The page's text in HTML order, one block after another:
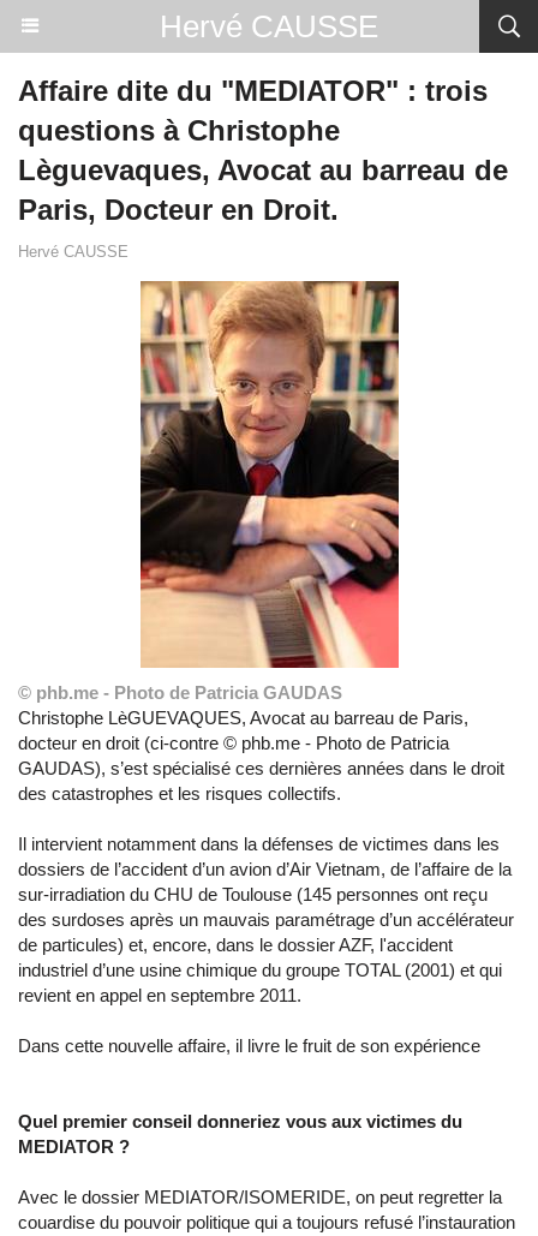
Hervé CAUSSE
Affaire dite du "MEDIATOR" : trois
questions à Christophe
Lèguevaques, Avocat au barreau de
Paris, Docteur en Droit.
Hervé CAUSSE
© phb.me - Photo de Patricia GAUDAS
Christophe LèGUEVAQUES, Avocat au barreau de Paris,
docteur en droit (ci-contre © phb.me - Photo de Patricia
GAUDAS), s’est spécialisé ces dernières années dans le droit
des catastrophes et les risques collectifs.
Il intervient notamment dans la défenses de victimes dans les
dossiers de l’accident d’un avion d’Air Vietnam, de l’affaire de la
sur‐irradiation du CHU de Toulouse (145 personnes ont reçu
des surdoses après un mauvais paramétrage d’un accélérateur
de particules) et, encore, dans le dossier AZF, l'accident
industriel d’une usine chimique du groupe TOTAL (2001) et qui
revient en appel en septembre 2011.
Dans cette nouvelle affaire, il livre le fruit de son expérience
Quel premier conseil donneriez vous aux victimes du
MEDIATOR ?
Avec le dossier MEDIATOR/ISOMERIDE, on peut regretter la
couardise du pouvoir politique qui a toujours refusé l’instauration